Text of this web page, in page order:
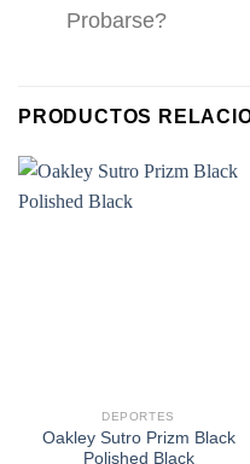
Probarse?
PRODUCTOS
DEPORTES
Oakley Sutro Prizm Black
Polished Black